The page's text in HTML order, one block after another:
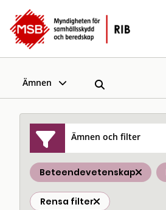
Ämnen
Ämnen och filter
Beteendevetenskap
Rensa filter